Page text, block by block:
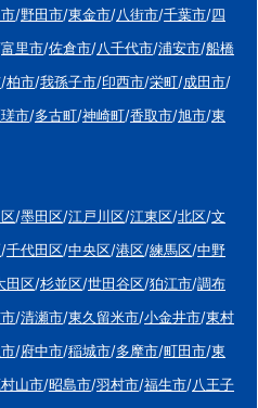
/野田市/東金市/八街市/千葉市/四
富里市/佐倉市/八千代市/浦安市/船橋
/柏市/我孫子市/印西市/栄町/成田市/
市/多古町/神崎町/香取市/旭市/東
/墨田区/江戸川区/江東区/北区/文
/千代田区/中央区/港区/練馬区/中野
田区/杉並区/世田谷区/狛江市/調布
/清瀬市/東久留米市/小金井市/東村
/府中市/稲城市/多摩市/町田市/東
山市/昭島市/羽村市/福生市/八王子